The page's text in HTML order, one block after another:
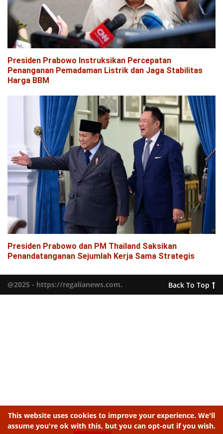
Presiden Prabowo Instruksikan Percepatan
Penanganan Pemadaman Listrik dan Jaga Stabilitas
Harga BBM
Presiden Prabowo dan PM Thailand Saksikan
Penandatanganan Sejumlah Kerja Sama Strategis
@2025 - https://regalianews.com. Back To Top
This website uses cookies to improve your experience. We'll
assume you're ok with this, but you can opt-out if you wish.